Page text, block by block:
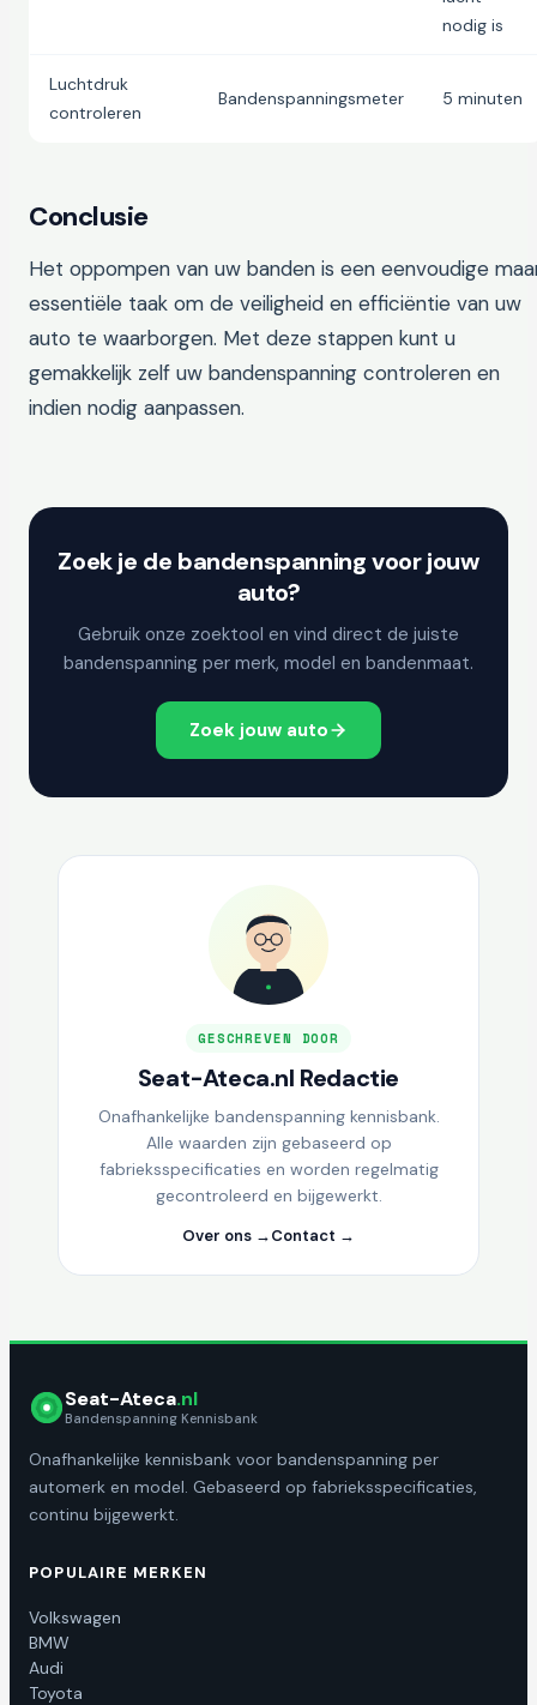
nodig is
Luchtdruk
controleren
Bandenspanningsmeter 5 minuten
Conclusie
Het oppompen van uw banden is een eenvoudige
essentiële taak om de veiligheid en efficiëntie van uw
auto te waarborgen. Met deze stappen kunt u
gemakkelijk zelf uw bandenspanning controleren en
indien nodig aanpassen.
Zoek je de bandenspanning voor jouw
auto?
Gebruik onze zoektool en vind direct de juiste
bandenspanning per merk, model en bandenmaat.
Zoek jouw auto
GESCHREVEN DOOR
Seat-Ateca.nl Redactie
Onafhankelijke bandenspanning kennisbank.
Alle waarden zijn gebaseerd op
fabrieksspecificaties en worden regelmatig
gecontroleerd en bijgewerkt.
Over ons →Contact →
Seat-Ateca.nl
Bandenspanning Kennisbank
Onafhankelijke kennisbank voor bandenspanning per
automerk en model. Gebaseerd op fabrieksspecificaties,
continu bijgewerkt.
POPULAIRE MERKEN
Volkswagen
BMW
Audi
Toyota